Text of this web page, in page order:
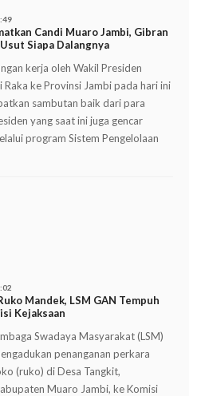
Candi Muaro Jambi, Gibran
Siapa Dalangnya
kerja oleh Wakil Presiden
ke Provinsi Jambi pada hari ini
sambutan baik dari para
yang saat ini juga gencar
program Sistem Pengelolaan
Mandek, LSM GAN Tempuh
Kejaksaan
Swadaya Masyarakat (LSM)
penanganan perkara
(ruko) di Desa Tangkit,
Muaro Jambi, ke Komisi